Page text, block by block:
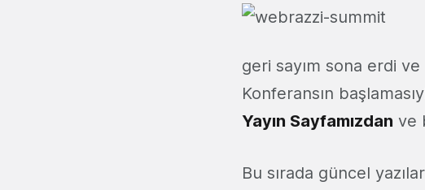
geri sayım sona erdi
Konferansın
Yayın Sayfamızdan ve
Bu sırada güncel